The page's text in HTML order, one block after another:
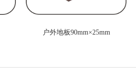
户外地板90mm×25mm